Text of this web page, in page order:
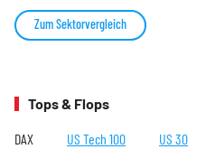
Zum Sektorvergleich
Tops & Flops
DAX US Tech 100 US 30